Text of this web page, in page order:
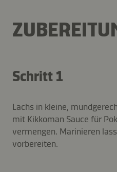
Schritt 1
Lachs in kleine,
mit Kikkoman Sauce für
vermengen. Marinieren
vorbereiten.